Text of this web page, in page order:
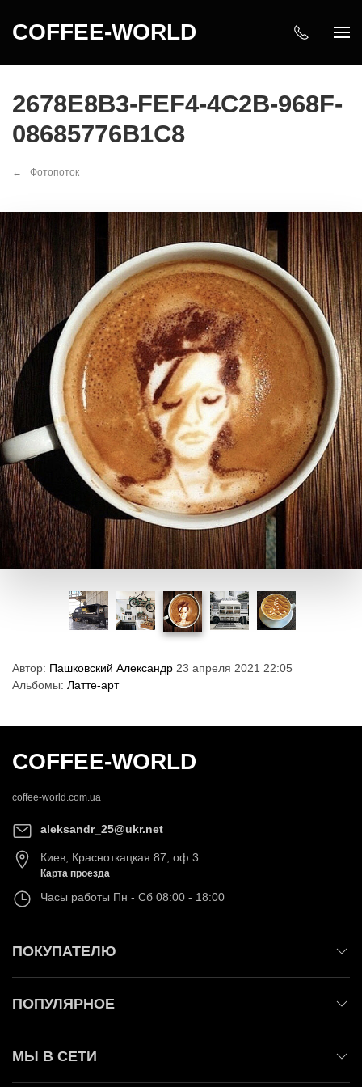
COFFEE-WORLD
2678E8B3-FEF4-4C2B-968F-
08685776B1C8
Фотопоток
Автор: Пашковский Александр 23 апреля 2021 22:05
Альбомы: Латте-арт
COFFEE-WORLD
coffee-world.com.ua
aleksandr_25@ukr.net
Киев, Красноткацкая 87, оф 3
Карта проезда
Часы работы Пн - Сб 08:00 - 18:00
ПОКУПАТЕЛЮ
ПОПУЛЯРНОЕ
МЫ В СЕТИ